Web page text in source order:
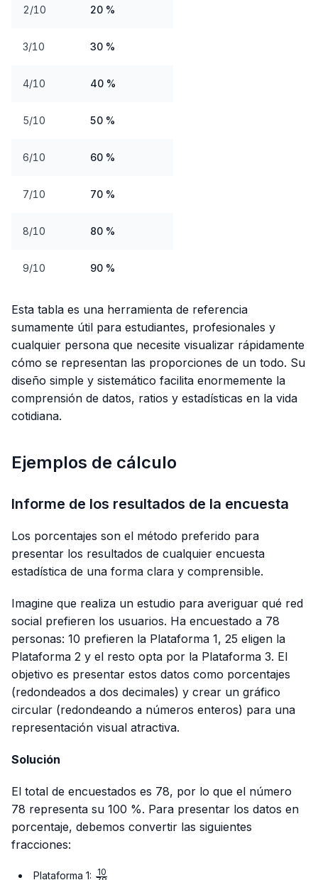
2/10 20 %
3/10 30 %
4/10 40 %
5/10 50 %
6/10 60 %
7/10 70 %
8/10 80 %
9/10 90 %
Esta tabla es una herramienta de referencia
sumamente útil para estudiantes, profesionales y
cualquier persona que necesite visualizar rápidamente
cómo se representan las proporciones de un todo. Su
diseño simple y sistemático facilita enormemente la
comprensión de datos, ratios y estadísticas en la vida
cotidiana.
Ejemplos de cálculo
Informe de los resultados de la encuesta
Los porcentajes son el método preferido para
presentar los resultados de cualquier encuesta
estadística de una forma clara y comprensible.
Imagine que realiza un estudio para averiguar qué red
social prefieren los usuarios. Ha encuestado a 78
personas: 10 prefieren la Plataforma 1, 25 eligen la
Plataforma 2 y el resto opta por la Plataforma 3. El
objetivo es presentar estos datos como porcentajes
(redondeados a dos decimales) y crear un gráfico
circular (redondeando a números enteros) para una
representación visual atractiva.
Solución
El total de encuestados es 78, por lo que el número
78 representa su 100 %. Para presentar los datos en
porcentaje, debemos convertir las siguientes
fracciones:
Plataforma 1: \frac{10}
10